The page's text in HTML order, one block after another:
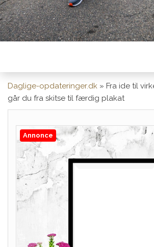
Daglige-opdateringer.dk » Fra ide til
går du fra skitse til færdig plakat
Annonce